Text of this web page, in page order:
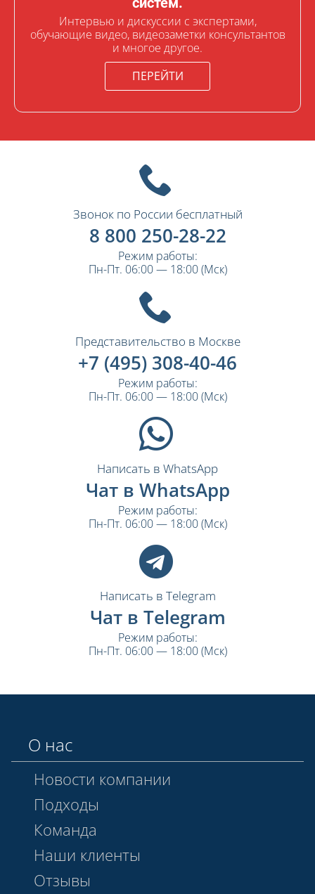
Интервью и дискуссии с экспертами,
обучающие видео, видеозаметки консультантов
и многое другое.
ПЕРЕЙТИ
Звонок по России бесплатный
8 800 250-28-22
Режим работы:
Пн-Пт. 06:00 — 18:00 (Мск)
Представительство в Москве
+7 (495) 308-40-46
Режим работы:
Пн-Пт. 06:00 — 18:00 (Мск)
Написать в WhatsApp
Чат в WhatsApp
Режим работы:
Пн-Пт. 06:00 — 18:00 (Мск)
Написать в Telegram
Чат в Telegram
Режим работы:
Пн-Пт. 06:00 — 18:00 (Мск)
О нас
Новости компании
Подходы
Команда
Наши клиенты
Отзывы